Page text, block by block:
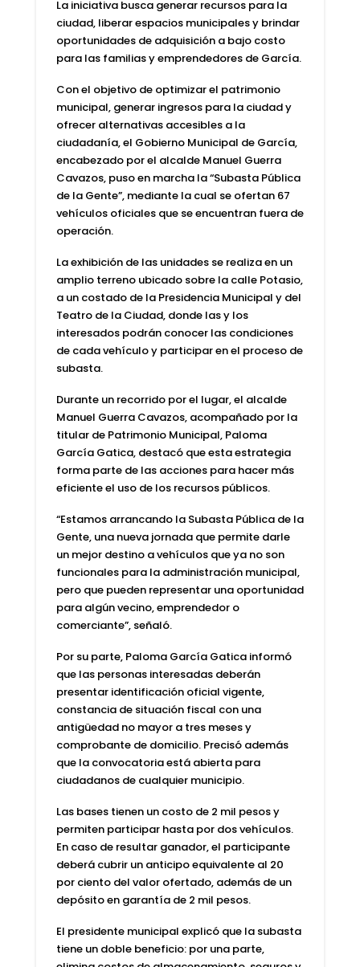
La iniciativa busca generar recursos para la
ciudad, liberar espacios municipales y brindar
oportunidades de adquisición a bajo costo
para las familias y emprendedores de García.
Con el objetivo de optimizar el patrimonio
municipal, generar ingresos para la ciudad y
ofrecer alternativas accesibles a la
ciudadanía, el Gobierno Municipal de García,
encabezado por el alcalde Manuel Guerra
Cavazos, puso en marcha la “Subasta Pública
de la Gente”, mediante la cual se ofertan 67
vehículos oficiales que se encuentran fuera de
operación.
La exhibición de las unidades se realiza en un
amplio terreno ubicado sobre la calle Potasio,
a un costado de la Presidencia Municipal y del
Teatro de la Ciudad, donde las y los
interesados podrán conocer las condiciones
de cada vehículo y participar en el proceso de
subasta.
Durante un recorrido por el lugar, el alcalde
Manuel Guerra Cavazos, acompañado por la
titular de Patrimonio Municipal, Paloma
García Gatica, destacó que esta estrategia
forma parte de las acciones para hacer más
eficiente el uso de los recursos públicos.
“Estamos arrancando la Subasta Pública de la
Gente, una nueva jornada que permite darle
un mejor destino a vehículos que ya no son
funcionales para la administración municipal,
pero que pueden representar una oportunidad
para algún vecino, emprendedor o
comerciante”, señaló.
Por su parte, Paloma García Gatica informó
que las personas interesadas deberán
presentar identificación oficial vigente,
constancia de situación fiscal con una
antigüedad no mayor a tres meses y
comprobante de domicilio. Precisó además
que la convocatoria está abierta para
ciudadanos de cualquier municipio.
Las bases tienen un costo de 2 mil pesos y
permiten participar hasta por dos vehículos.
En caso de resultar ganador, el participante
deberá cubrir un anticipo equivalente al 20
por ciento del valor ofertado, además de un
depósito en garantía de 2 mil pesos.
El presidente municipal explicó que la subasta
tiene un doble beneficio: por una parte,